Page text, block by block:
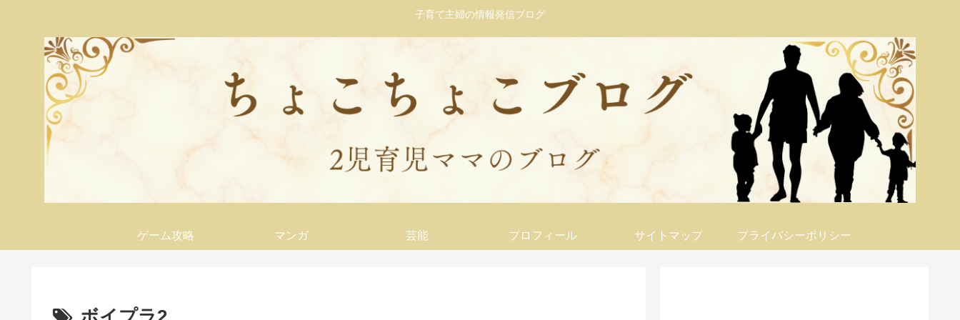
子育て主婦の情報発信ブログ
ゲーム攻略 マンガ 芸能 プロフィール サイトマップ プライバシーポリシー